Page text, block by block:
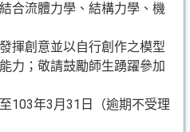
合流體力學、結構力學、機
揮創意並以自行創作之模型
力；敬請鼓勵師生踴躍參加
103年3月31日（逾期不受理